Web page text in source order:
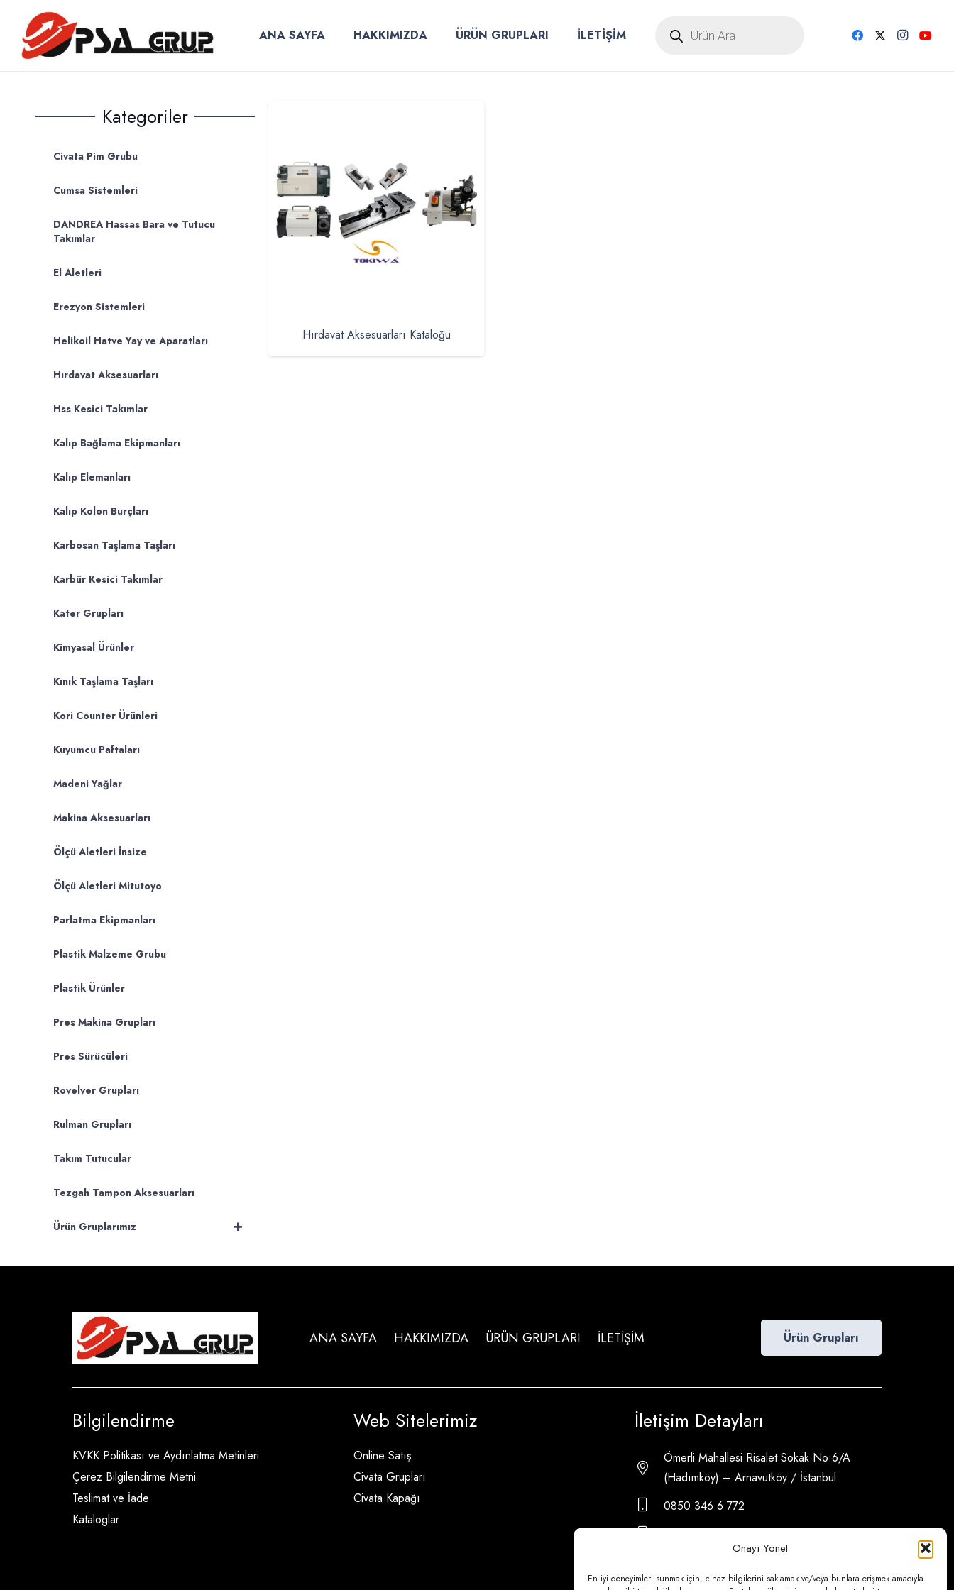
Onayı Yönet
En iyi deneyimleri sunmak için, cihaz bilgilerini saklamak ve/veya bunlara erişmek amacıyla
ANA SAYFA HAKKIMIZDA ÜRÜN GRUPLARI İLETİŞİM search
Kategoriler
Civata Pim Grubu
Cumsa Sistemleri
DANDREA Hassas Bara ve Tutucu
Takımlar
El Aletleri
Erezyon Sistemleri
Helikoil Hatve Yay ve Aparatları
Hırdavat Aksesuarları
Hss Kesici Takımlar
Kalıp Bağlama Ekipmanları
Kalıp Elemanları
Kalıp Kolon Burçları
Karbosan Taşlama Taşları
Karbür Kesici Takımlar
Kater Grupları
Kimyasal Ürünler
Kınık Taşlama Taşları
Kori Counter Ürünleri
Kuyumcu Paftaları
Madeni Yağlar
Makina Aksesuarları
Ölçü Aletleri İnsize
Ölçü Aletleri Mitutoyo
Parlatma Ekipmanları
Plastik Malzeme Grubu
Plastik Ürünler
Pres Makina Grupları
Pres Sürücüleri
Rovelver Grupları
Rulman Grupları
Takım Tutucular
Tezgah Tampon Aksesuarları
+
Ürün Gruplarımız
Hırdavat Aksesuarları Kataloğu
ANA SAYFA HAKKIMIZDA ÜRÜN GRUPLARI İLETİŞİM Ürün Grupları
Bilgilendirme
KVKK Politikası ve Aydınlatma Metinleri
Çerez Bilgilendirme Metni
Teslimat ve İade
Kataloglar
Web Sitelerimiz
Online Satış
Civata Grupları
Civata Kapağı
İletişim Detayları
Ömerli Mahallesi Risalet Sokak No:6/A
(Hadımköy) – Arnavutköy / İstanbul
0850 346 6 772